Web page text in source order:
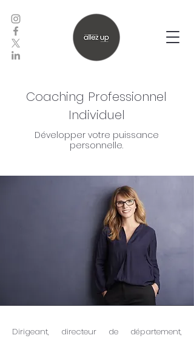
Coaching Professionnel
Individuel
Développer votre puissance
personnelle.
Dirigeant, directeur de département,